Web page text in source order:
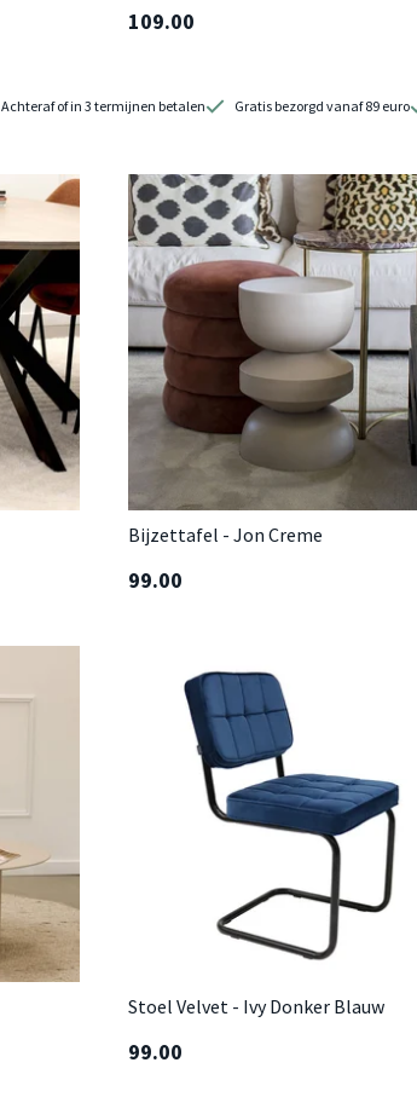
109.00
Achteraf of in 3 termijnen betalen Gratis bezorgd vanaf 89 euro
Bijzettafel - Jon Creme
99.00
Stoel Velvet - Ivy Donker Blauw
99.00